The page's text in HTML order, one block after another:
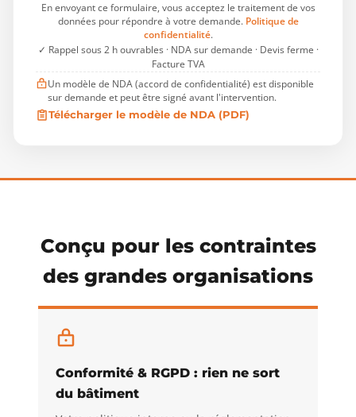
En envoyant ce formulaire, vous acceptez le traitement de vos
données pour répondre à votre demande. Politique de
confidentialité.
✓ Rappel sous 2 h ouvrables · NDA sur demande · Devis ferme ·
Facture TVA
Un modèle de NDA (accord de confidentialité) est disponible
sur demande et peut être signé avant l'intervention.
Télécharger le modèle de NDA (PDF)
Conçu pour les contraintes
des grandes organisations
Conformité & RGPD : rien ne sort
du bâtiment